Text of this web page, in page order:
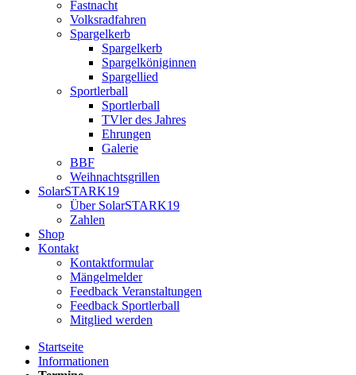
Fastnacht
Volksradfahren
Spargelkerb
Spargelkerb
Spargelköniginnen
Spargellied
Sportlerball
Sportlerball
TVler des Jahres
Ehrungen
Galerie
BBF
Weihnachtsgrillen
SolarSTARK19
Über SolarSTARK19
Zahlen
Shop
Kontakt
Kontaktformular
Mängelmelder
Feedback Veranstaltungen
Feedback Sportlerball
Mitglied werden
Startseite
Informationen